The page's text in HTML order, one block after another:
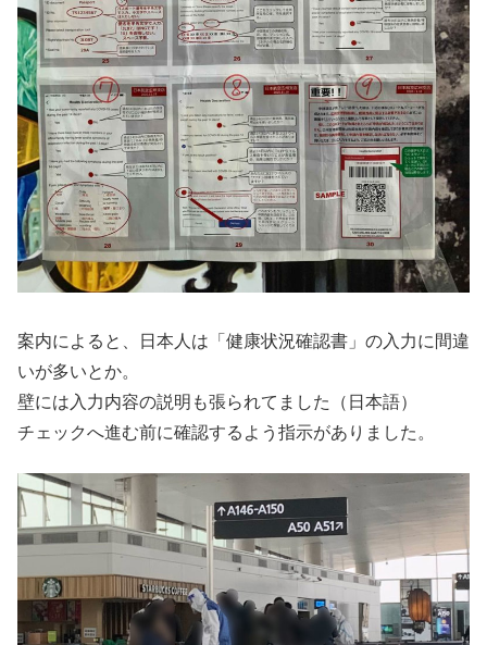
案内によると、日本人は「健康状況確認書」の入力に間違
いが多いとか。
壁には入力内容の説明も張られてました（日本語）
チェックへ進む前に確認するよう指示がありました。